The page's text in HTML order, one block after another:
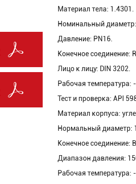
Материал тела: 1.4301.
Номинальный
Давление: PN16.
Конечное соединение:
Лицо к лицу: DIN 3202.
Рабочая
Тест и проверка: API
Материал корпуса:
Нормальный диаметр:
Конечное соединение:
Диапазон давления:
Рабочая